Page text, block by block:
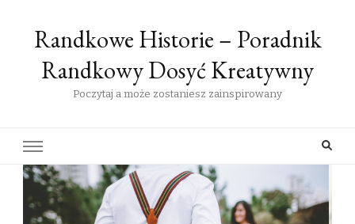
Randkowe Historie – Poradnik
Randkowy Dosyć Kreatywny
Poczytaj a może zostaniesz zainspirowany